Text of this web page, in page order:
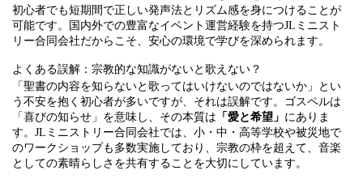
初心者でも短期間で正しい発声法とリズム感を身につけることが
可能です。国内外での豊富なイベント運営経験を持つJLミニスト
リー合同会社だからこそ、安心の環境で学びを深められます。
よくある誤解：宗教的な知識がないと歌えない？
「聖書の内容を知らないと歌ってはいけないのではないか」とい
う不安を抱く初心者が多いですが、それは誤解です。ゴスペルは
「喜びの知らせ」を意味し、その本質は 「愛と希望」 にありま
す。JLミニストリー合同会社では、小・中・高等学校や被災地で
のワークショップも多数実施しており、宗教の枠を超えて、音楽
としての素晴らしさを共有することを大切にしています。